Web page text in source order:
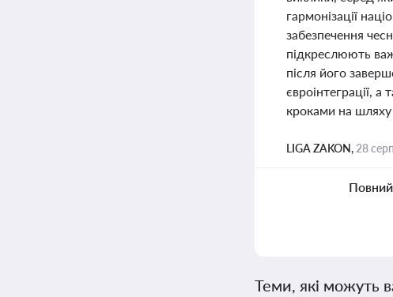
гармонізації
забезпечення
підкреслюють
після його
євроінтеграції,
кроками на шляху
LIGA ZAKON, 28
Повний
Теми, які можуть